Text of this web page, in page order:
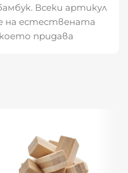
Всеки артикул
на естествената
придава
нож, лъжица и
стомана и бамбук